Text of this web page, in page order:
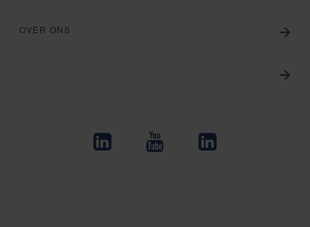
OVER ONS